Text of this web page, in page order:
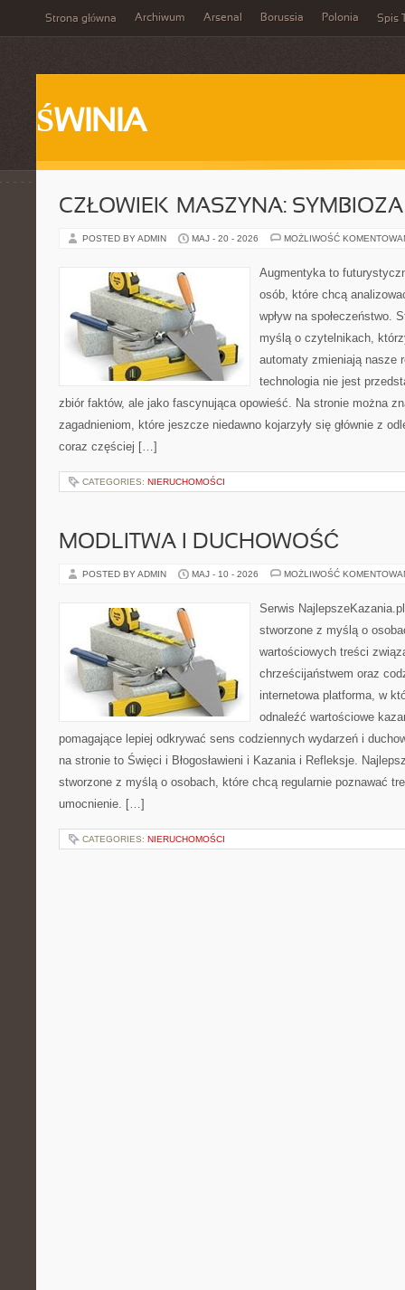
Strona główna Archiwum Arsenal Borussia Polonia Spis
ŚWINIA
CZŁOWIEK–MASZYNA: SYMBIOZA
POSTED BY ADMIN MAJ - 20 - 2026 MOŻLIWOŚĆ
Augmentyka to
osób, które chcą
wpływ na społeczeństwo.
myślą o czytelnikach,
automaty zmieniają nasze
technologia nie jest
zbiór faktów, ale jako fascynująca opowieść. Na stronie można
zagadnieniom, które jeszcze niedawno kojarzyły się głównie z
coraz częściej […]
CATEGORIES: NIERUCHOMOŚCI
MODLITWA I DUCHOWOŚĆ
POSTED BY ADMIN MAJ - 10 - 2026 MOŻLIWOŚĆ
Serwis
stworzone z myślą o
wartościowych treści
chrześcijaństwem oraz
internetowa platforma, w
odnaleźć wartościowe
pomagające lepiej odkrywać sens codziennych wydarzeń i
na stronie to Święci i Błogosławieni i Kazania i Refleksje.
stworzone z myślą o osobach, które chcą regularnie poznawać
umocnienie. […]
CATEGORIES: NIERUCHOMOŚCI